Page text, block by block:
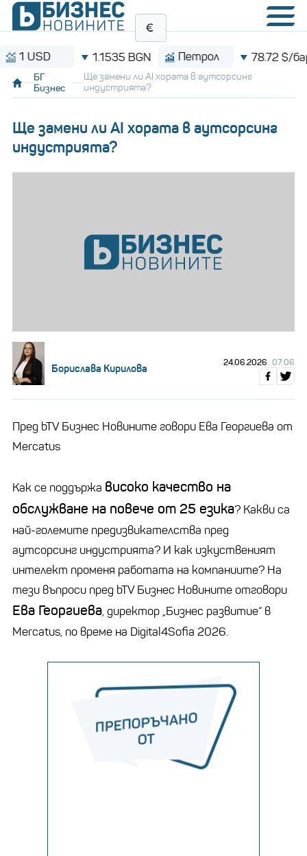
1.1535 BGN Петрол 78.72 $/барел
БГ
Бизнес
Ще замени ли AI хората в аутсорсинг
индустрията?
Ще замени ли AI хората в аутсорсинг
индустрията?
Борислава Кирилова 24.06.2026 07:06
Пред bTV Бизнес Новините говори Ева Георгиева от
Mercatus
Как се поддържа високо качество на
обслужване на повече от 25 езика? Какви са
най-големите предизвикателства пред
аутсорсинг индустрията? И как изкуственият
интелект променя работата на компаниите? На
тези въпроси пред bTV Бизнес Новините отговори
Ева Георгиева, директор „Бизнес развитие“ в
Mercatus, по време на Digital4Sofia 2026.